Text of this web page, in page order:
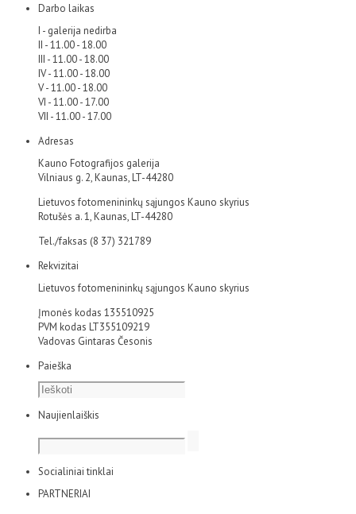
Darbo laikas
I - galerija nedirba
II - 11.00 - 18.00
III - 11.00 - 18.00
IV - 11.00 - 18.00
V - 11.00 - 18.00
VI - 11.00 - 17.00
VII - 11.00 - 17.00
Adresas
Kauno Fotografijos galerija
Vilniaus g. 2, Kaunas, LT-44280
Lietuvos fotomenininkų sąjungos Kauno skyrius
Rotušės a. 1, Kaunas, LT-44280
Tel./faksas (8 37) 321789
Rekvizitai
Lietuvos fotomenininkų sąjungos Kauno skyrius
Įmonės kodas 135510925
PVM kodas LT355109219
Vadovas Gintaras Česonis
Paieška
Naujienlaiškis
Socialiniai tinklai
PARTNERIAI